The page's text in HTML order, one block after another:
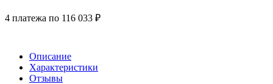
4 платежа по 116 033 ₽
Описание
Характеристики
Отзывы